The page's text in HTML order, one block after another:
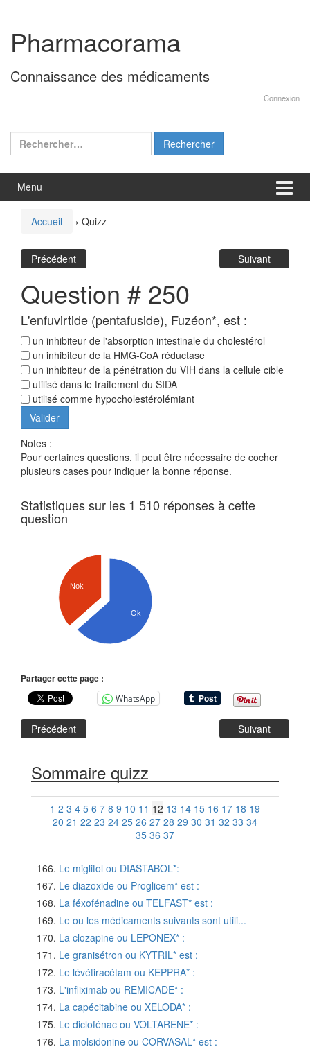
contenu
menu
principal
Pharmacorama
Connaissance des médicaments
Connexion
Rechercher :
Menu
Accueil › Quizz
Précédent Suivant
Question # 250
L'enfuvirtide (pentafuside), Fuzéon*, est :
un inhibiteur de l'absorption intestinale du cholestérol
un inhibiteur de la HMG-CoA réductase
un inhibiteur de la pénétration du VIH dans la cellule cible
utilisé dans le traitement du SIDA
utilisé comme hypocholestérolémiant
Notes :
Pour certaines questions, il peut être nécessaire de cocher
plusieurs cases pour indiquer la bonne réponse.
Statistiques sur les 1 510 réponses à cette
question
Nok
Ok
Partager cette page :
WhatsApp
Précédent Suivant
Sommaire quizz
1 2 3 4 5 6 7 8 9 10 11 12 13 14 15 16 17 18 19
20 21 22 23 24 25 26 27 28 29 30 31 32 33 34
35 36 37
Le miglitol ou DIASTABOL*:
Le diazoxide ou Proglicem* est :
La féxofénadine ou TELFAST* est :
Le ou les médicaments suivants sont utili...
La clozapine ou LEPONEX* :
Le granisétron ou KYTRIL* est :
Le lévétiracétam ou KEPPRA* :
L'infliximab ou REMICADE* :
La capécitabine ou XELODA* :
Le diclofénac ou VOLTARENE* :
La molsidonine ou CORVASAL* est :